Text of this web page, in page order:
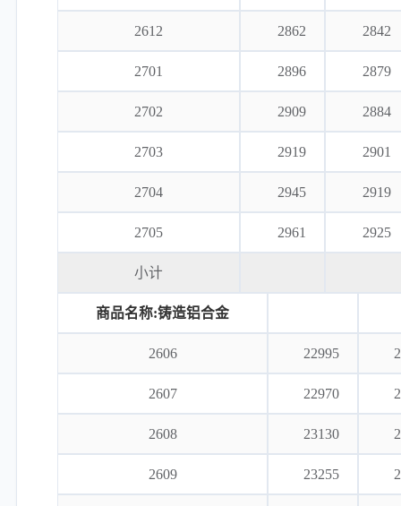
2612 2862 2842
2701 2896 2879
2702 2909 2884
2703 2919 2901
2704 2945 2919
2705 2961 2925
小计
商品名称:铸造铝合金
2606 22995
2607 22970
2608 23130
2609 23255